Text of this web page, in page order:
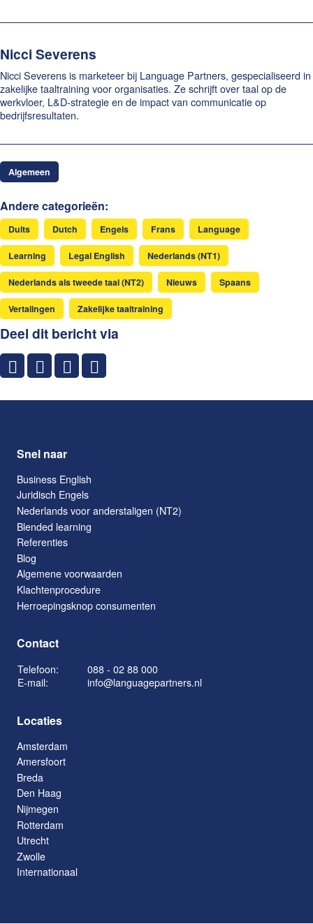
Nicci Severens
Nicci Severens is marketeer bij Language Partners, gespecialiseerd in
zakelijke taaltraining voor organisaties. Ze schrijft over taal op de
werkvloer, L&D-strategie en de impact van communicatie op
bedrijfsresultaten.
Algemeen
Andere categorieën:
Duits Dutch Engels Frans Language
Learning Legal English Nederlands (NT1)
Nederlands als tweede taal (NT2) Nieuws Spaans
Vertalingen Zakelijke taaltraining
Deel dit bericht via
Snel naar
Business English
Juridisch Engels
Nederlands voor anderstaligen (NT2)
Blended learning
Referenties
Blog
Algemene voorwaarden
Klachtenprocedure
Herroepingsknop consumenten
Contact
Telefoon:
088 - 02 88 000
E-mail:
info@languagepartners.nl
Locaties
Amsterdam
Amersfoort
Breda
Den Haag
Nijmegen
Rotterdam
Utrecht
Zwolle
Internationaal